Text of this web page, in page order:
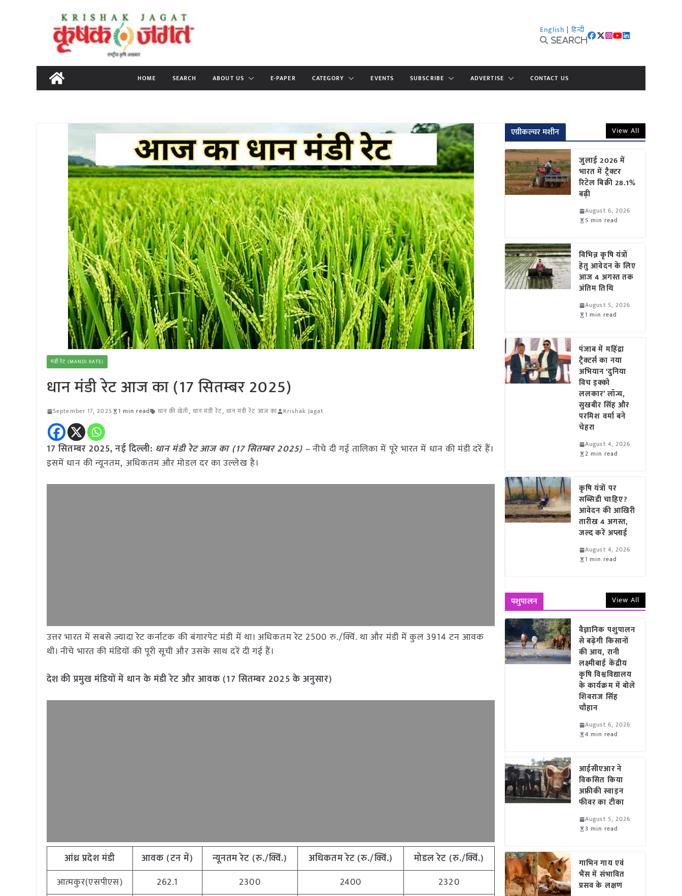
content
English | हिन्दी
Search
HOME SEARCH ABOUT US E-PAPER CATEGORY EVENTS SUBSCRIBE ADVERTISE CONTACT US
मंडी रेट (MANDI RATE)
धान मंडी रेट आज का (17 सितम्बर 2025)
September 17, 2025 1 min read धान की खेती, धान मंडी रेट, धान मंडी रेट आज का Krishak Jagat
17 सितम्बर 2025, नई दिल्ली: धान मंडी रेट आज का (17 सितम्बर2025) –नीचे दी गई तालिका में पूरे भारत में धान की मंडी दरें हैं।
इसमें धान की न्यूनतम, अधिकतम और मोडल दर का उल्लेख है।
​​उत्तर भारत में सबसे ज्यादा रेट कर्नाटक की बंगारपेट मंडी में था। अधिकतम रेट 2500 रु./क्विं. था और मंडी में कुल 3914 टन आवक
थी। नीचे भारत की मंडियों की पूरी सूची और उसके साथ दरें दी गई हैं।
देश की प्रमुख मंडियों में धान के मंडी रेट और आवक (17 सितम्बर 2025 के अनुसार)
आंध्रप्रदेश मंडी आवक(टनमें) न्यूनतमरेट (रु./क्विं.) अधिकतमरेट(रु./क्विं.) मोडल रेट (रु./क्विं.)
आत्मकुर(एसपीएस)
262.1 2300 2400
2320
एग्रीकल्चर मशीन View All
जुलाई 2026 में
भारत में ट्रैक्टर
रिटेल बिक्री 28.1%
बढ़ी
August 6, 2026
5 min read
विभिन्न कृषि यंत्रों
हेतु आवेदन के लिए
आज 4 अगस्त तक
अंतिम तिथि
August 5, 2026
1 min read
पंजाब में महिंद्रा
ट्रैक्टर्स का नया
अभियान ‘दुनिया
विच इक्को
ललकार’ लॉन्च,
सुखबीर सिंह और
परमिश वर्मा बने
चेहरा
August 4, 2026
2 min read
कृषि यंत्रों पर
सब्सिडी चाहिए?
आवेदन की आखिरी
तारीख 4 अगस्त,
जल्द करें अप्लाई
August 4, 2026
1 min read
पशुपालन View All
वैज्ञानिक पशुपालन
से बढ़ेगी किसानों
की आय, रानी
लक्ष्मीबाई केंद्रीय
कृषि विश्वविद्यालय
के कार्यक्रम में बोले
शिवराज सिंह
चौहान
August 6, 2026
4 min read
आईसीएआर ने
विकसित किया
अफ्रीकी स्वाइन
फीवर का टीका
August 5, 2026
3 min read
गाभिन गाय एवं
भैंस में संभावित
प्रसव के लक्षण